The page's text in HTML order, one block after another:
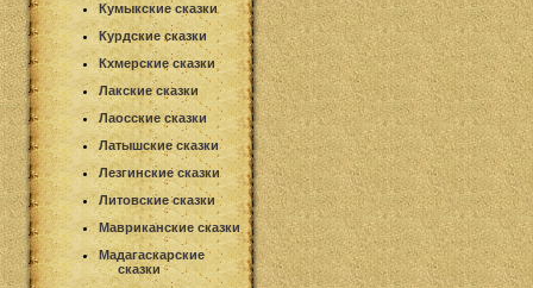
Кумыкские сказки
Курдские сказки
Кхмерские сказки
Лакские сказки
Лаосские сказки
Латышские сказки
Лезгинские сказки
Литовские сказки
Мавриканские сказки
Мадагаскарские
сказки